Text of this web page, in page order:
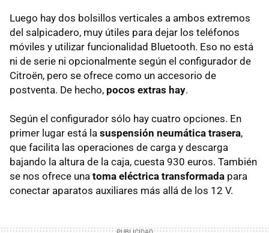
Luego hay dos bolsillos verticales a ambos extremos
del salpicadero, muy útiles para dejar los teléfonos
móviles y utilizar funcionalidad Bluetooth. Eso no está
ni de serie ni opcionalmente según el configurador de
Citroën, pero se ofrece como un accesorio de
postventa. De hecho, pocos extras hay.
Según el configurador sólo hay cuatro opciones. En
primer lugar está la suspensión neumática trasera,
que facilita las operaciones de carga y descarga
bajando la altura de la caja, cuesta 930 euros. También
se nos ofrece una toma eléctrica transformada para
conectar aparatos auxiliares más allá de los 12 V.